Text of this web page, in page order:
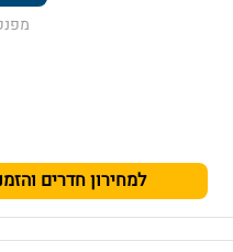
למחירון חדרים